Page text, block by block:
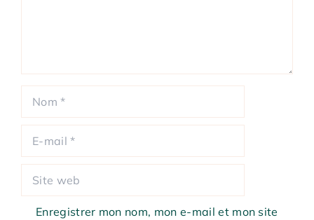
mail
web
Enregistrer mon nom, mon e-mail et mon site